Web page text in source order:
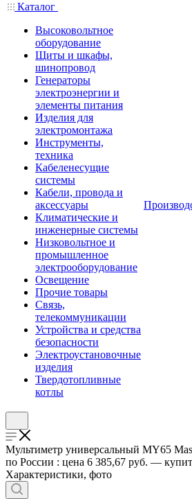
Каталог
Высоковольтное
оборудование
Щиты и шкафы,
шинопровод
Генераторы
электроэнергии и
элементы питания
Изделия для
электромонтажа
Инструменты,
техника
Кабеленесущие
системы
Кабели, провода и
аксессуары
Климатические и
инженерные системы
Низковольтное и
промышленное
электрооборудование
Освещение
Прочие товары
Связь,
телекоммуникации
Устройства и средства
безопасности
Электроустановочные
изделия
Твердотопливные
котлы
Мультиметр универсальный MY65
по России : цена 6 385,67 руб. —
Характеристики, фото